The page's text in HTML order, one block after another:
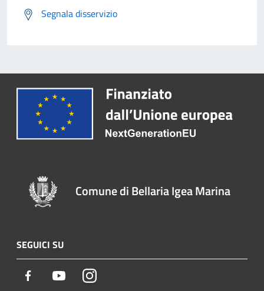
Segnala disservizio
Comune di Bellaria Igea Marina
SEGUICI SU
Facebook YoutubeInstagram